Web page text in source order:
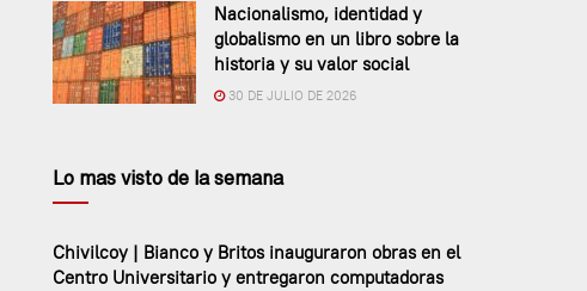
Nacionalismo, identidad y
globalismo en un libro sobre la
historia y su valor social
30 DE JULIO DE 2026
Lo mas visto de la semana
Chivilcoy | Bianco y Britos inauguraron obras en el
Centro Universitario y entregaron computadoras